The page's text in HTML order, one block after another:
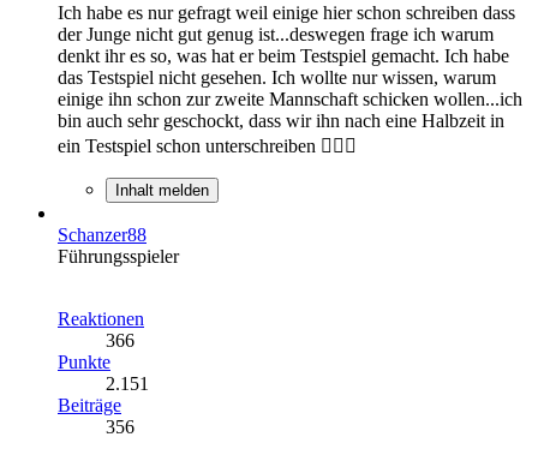
Ich habe es nur gefragt weil einige hier schon schreiben dass
der Junge nicht gut genug ist...deswegen frage ich warum
denkt ihr es so, was hat er beim Testspiel gemacht. Ich habe
das Testspiel nicht gesehen. Ich wollte nur wissen, warum
einige ihn schon zur zweite Mannschaft schicken wollen...ich
bin auch sehr geschockt, dass wir ihn nach eine Halbzeit in
ein Testspiel schon unterschreiben 🤷🏿‍♂️
Inhalt melden
Schanzer88
Führungsspieler
Reaktionen
366
Punkte
2.151
Beiträge
356